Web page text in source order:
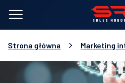
Strona główna Marketing